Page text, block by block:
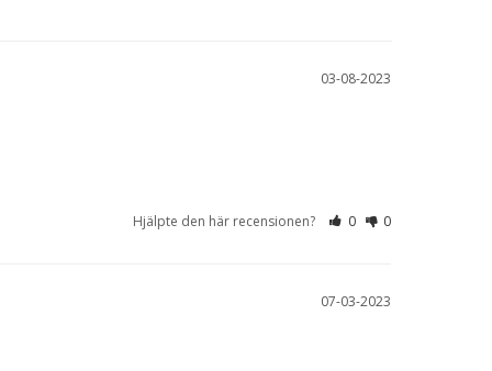
03-08-2023
Hjälpte den här recensionen? 0 0
07-03-2023